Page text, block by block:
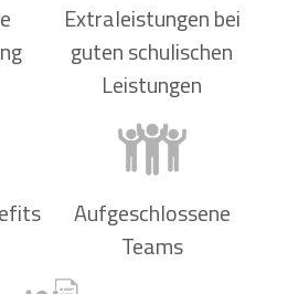
Extraleistungen bei
guten schulischen
Leistungen
Aufgeschlossene
Teams